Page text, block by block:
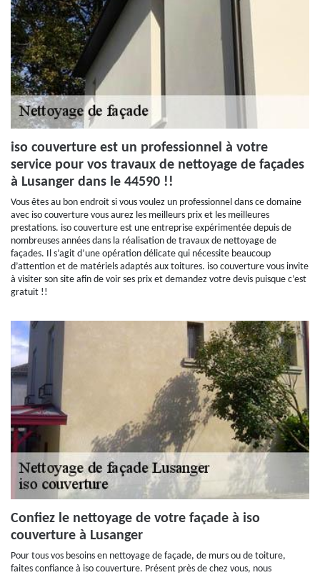
iso couverture est un professionnel à votre
service pour vos travaux de nettoyage de façades
à Lusanger dans le 44590 !!
Vous êtes au bon endroit si vous voulez un professionnel dans ce domaine
avec iso couverture vous aurez les meilleurs prix et les meilleures
prestations. iso couverture est une entreprise expérimentée depuis de
nombreuses années dans la réalisation de travaux de nettoyage de
façades. Il s’agit d’une opération délicate qui nécessite beaucoup
d’attention et de matériels adaptés aux toitures. iso couverture vous invite
à visiter son site afin de voir ses prix et demandez votre devis puisque c’est
gratuit !!
Confiez le nettoyage de votre façade à iso
couverture à Lusanger
Pour tous vos besoins en nettoyage de façade, de murs ou de toiture,
faites confiance à iso couverture. Présent près de chez vous, nous